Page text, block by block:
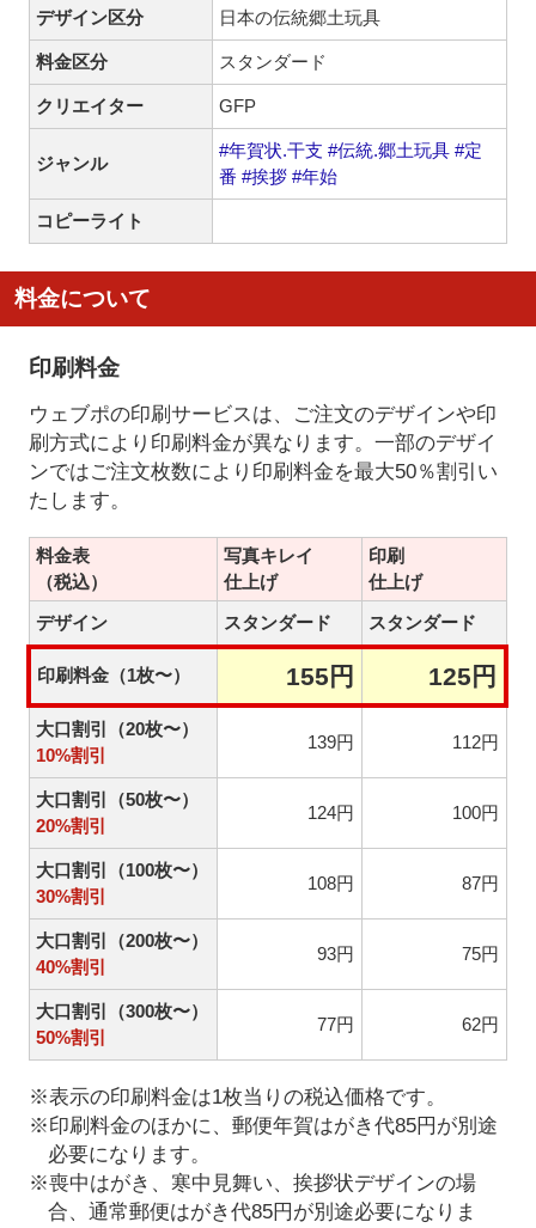
デザイン区分 日本の伝統郷土玩具
料金区分 スタンダード
クリエイター GFP
ジャンル
#年賀状.干支 #伝統.郷土玩具 #定
番 #挨拶 #年始
コピーライト
料金について
印刷料金
ウェブポの印刷サービスは、ご注文のデザインや印
刷方式により印刷料金が異なります。一部のデザイ
ンではご注文枚数により印刷料金を最大50％割引い
たします。
料金表
（税込）
写真キレイ
仕上げ
印刷
仕上げ
デザイン
スタンダード スタンダード
印刷料金（1枚〜） 155円 125円
大口割引（20枚〜）
10%割引
139円 112円
大口割引（50枚〜）
20%割引
124円 100円
大口割引（100枚〜）
30%割引
108円 87円
大口割引（200枚〜）
40%割引
93円 75円
大口割引（300枚〜）
50%割引
77円 62円
※表示の印刷料金は1枚当りの税込価格です。
※印刷料金のほかに、郵便年賀はがき代85円が別途
必要になります。
※喪中はがき、寒中見舞い、挨拶状デザインの場
合、通常郵便はがき代85円が別途必要になりま